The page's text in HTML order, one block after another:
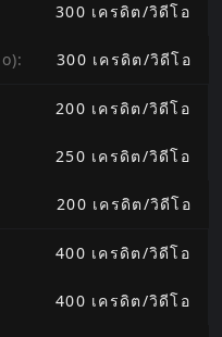
300 เครดิต/วิดีโอ
: 300 เครดิต/วิดีโอ
200 เครดิต/วิดีโอ
250 เครดิต/วิดีโอ
200 เครดิต/วิดีโอ
400 เครดิต/วิดีโอ
400 เครดิต/วิดีโอ